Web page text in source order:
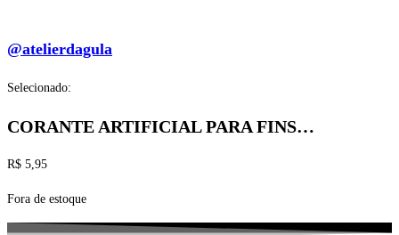
@atelierdagula
Selecionado:
CORANTE ARTIFICIAL PARA FINS…
R$ 5,95
Fora de estoque